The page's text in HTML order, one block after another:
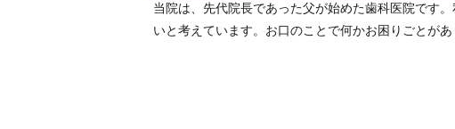
当院は、先代院長であった父が始めた歯科医院です
いと考えています。お口のことで何かお困りごとが